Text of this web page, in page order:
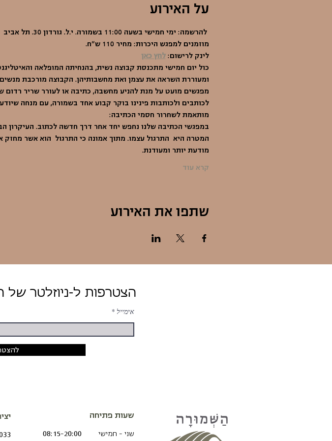
על האירוע
להרשמה: ימי חמישי בשעה 11:00 בשמורה. י.ל. גורדון 30. תל אביב
מוזמנים למפגש היכרות: מחיר 110 ש"ח.
לינק לרישום: לחץ כאן
כול יום חמישי מתכנסת קבוצה נשית, בהנחיתה המופלאה
ומעוררת השראה את עצמן ואת מחשבותיהן. הקבוצה מורכבת
מפגשים מועט על מנת להניע מחשבה, כתיבה או לעורר שריר רדום
לכותבים ולכותבות פינינו בוקר קבוע אחד בשמורה, עם מנחה
מותאמת לשחרור חסמי הכתיבה:
במפגשי הכתיבה שלנו נחפש יחד אחר דרך חדשה לכתוב. העיקרון
המטרה היא  התרגול עצמו. מתוך אמונה כי התרגול  הוא אשר
מודעת יותר ומעודנת.
קרא עוד
שתפו את האירוע
אימייל
שעות פתיחה
08:15-20:00 שני - חמישי